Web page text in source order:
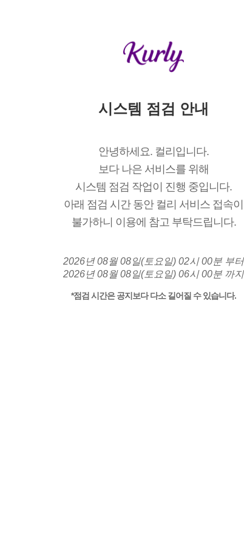
시스템 점검 안내
안녕하세요. 컬리입니다.
보다 나은 서비스를 위해
시스템 점검 작업이 진행 중입니다.
아래 점검 시간 동안 컬리 서비스 접속이
불가하니 이용에 참고 부탁드립니다.
2026년 08월 08일(토요일) 02시 00분 부터
2026년 08월 08일(토요일) 06시 00분 까지
*점검 시간은 공지보다 다소 길어질 수 있습니다.